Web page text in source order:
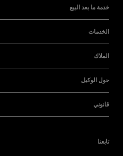
خدمة ما بعد البيع
الخدمات
الملاك
حول الوكيل
قانوني
تابعنا